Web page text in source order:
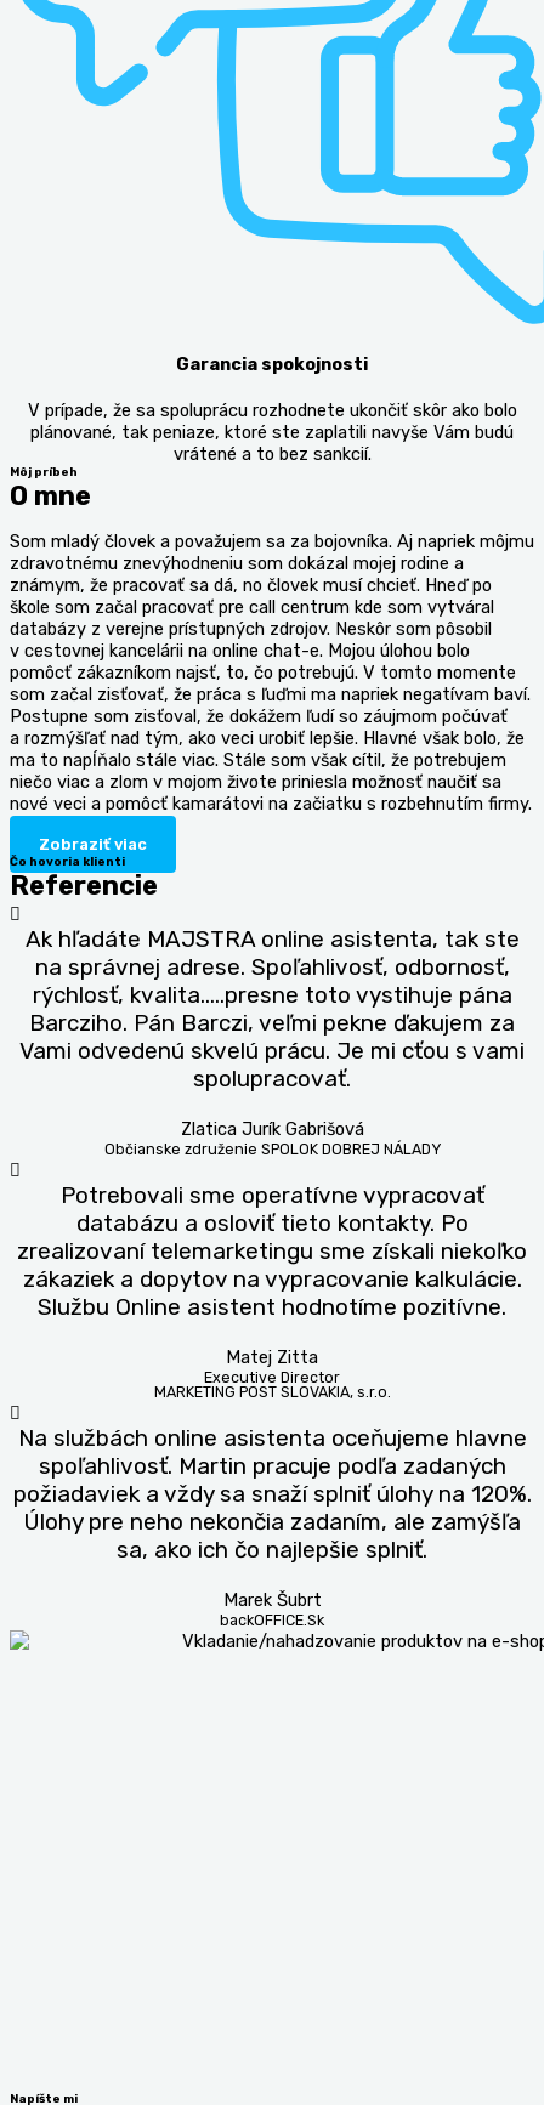
Garancia spokojnosti
V prípade, že sa spoluprácu rozhodnete ukončiť skôr ako bolo
plánované, tak peniaze, ktoré ste zaplatili navyše Vám budú
vrátené a to bez sankcií.
Môj príbeh
O mne
Som mladý človek a považujem sa za bojovníka. Aj napriek môjmu
zdravotnému znevýhodneniu som dokázal mojej rodine a
známym, že pracovať sa dá, no človek musí chcieť. Hneď po
škole som začal pracovať pre call centrum kde som vytváral
databázy z verejne prístupných zdrojov. Neskôr som pôsobil
v cestovnej kancelárii na online chat-e. Mojou úlohou bolo
pomôcť zákazníkom najsť, to, čo potrebujú. V tomto momente
som začal zisťovať, že práca s ľuďmi ma napriek negatívam baví.
Postupne som zisťoval, že dokážem ľudí so záujmom počúvať
a rozmýšľať nad tým, ako veci urobiť lepšie. Hlavné však bolo, že
ma to napĺňalo stále viac. Stále som však cítil, že potrebujem
niečo viac a zlom v mojom živote priniesla možnosť naučiť sa
nové veci a pomôcť kamarátovi na začiatku s rozbehnutím firmy.
Zobraziť viac
Čo hovoria klienti
Referencie
Ak hľadáte MAJSTRA online asistenta, tak ste
na správnej adrese. Spoľahlivosť, odbornosť,
rýchlosť, kvalita.....presne toto vystihuje pána
Barcziho. Pán Barczi, veľmi pekne ďakujem za
Vami odvedenú skvelú prácu. Je mi cťou s vami
spolupracovať.
Zlatica Jurík Gabrišová
Občianske združenie SPOLOK DOBREJ NÁLADY
Potrebovali sme operatívne vypracovať
databázu a osloviť tieto kontakty. Po
zrealizovaní telemarketingu sme získali niekoľko
zákaziek a dopytov na vypracovanie kalkulácie.
Službu Online asistent hodnotíme pozitívne.
Matej Zitta
Executive Director
MARKETING POST SLOVAKIA, s.r.o.
Na službách online asistenta oceňujeme hlavne
spoľahlivosť. Martin pracuje podľa zadaných
požiadaviek a vždy sa snaží splniť úlohy na 120%.
Úlohy pre neho nekončia zadaním, ale zamýšľa
sa, ako ich čo najlepšie splniť.
Marek Šubrt
backOFFICE.Sk
Napíšte mi